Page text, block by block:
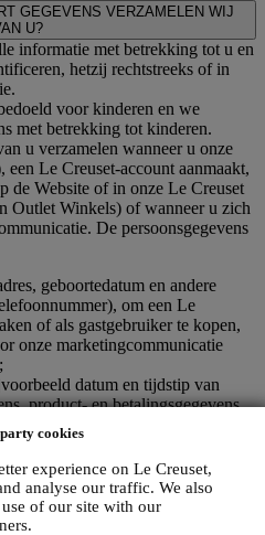
cookies
experience on Le Creuset,
analyse our traffic. We also
of our site with our
GEGEVENS VERZAMELEN WIJ
U?
informatie met betrekking tot u en
hetzij rechtstreeks of in
voor kinderen en we
met betrekking tot kinderen.
u verzamelen wanneer u onze
Le Creuset-account aanmaakt,
de Website of in onze Le Creuset
Outlet Winkels) of wanneer u zich
De persoonsgegevens
geboortedatum en andere
om een Le
of als gastgebruiker te kopen,
onze marketingcommunicatie
datum en tijdstip van
product- en betalingsgegevens,
(bv. online-
uw IP-adres, browserversie,
het bezoek, terugkerende
verzameld tijdens uw
of u een geregistreerde